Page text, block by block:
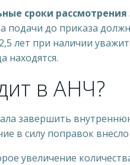
сроки рассмотрения
подачи до приказа
лет при наличии
находятся.
в АНЧ?
завершить
в силу поправок
увеличение